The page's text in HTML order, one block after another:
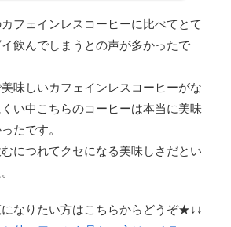
フェインレスコーヒーに比べてとて
飲んでしまうとの声が多かったで
味しいカフェインレスコーヒーがな
い中こちらのコーヒーは本当に美味
たです。
につれてクセになる美味しさだとい
なりたい方はこちらからどうぞ★↓↓